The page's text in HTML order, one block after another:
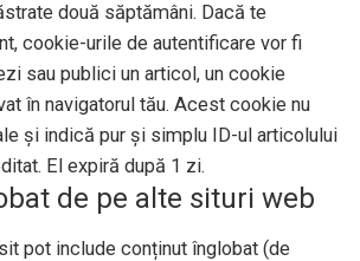
două săptămâni. Dacă te
cookie-urile de autentificare vor fi
sau publici un articol, un cookie
în navigatorul tău. Acest cookie nu
și indică pur și simplu ID-ul articolului
El expiră după 1 zi.
de pe alte situri web
pot include conținut înglobat (de